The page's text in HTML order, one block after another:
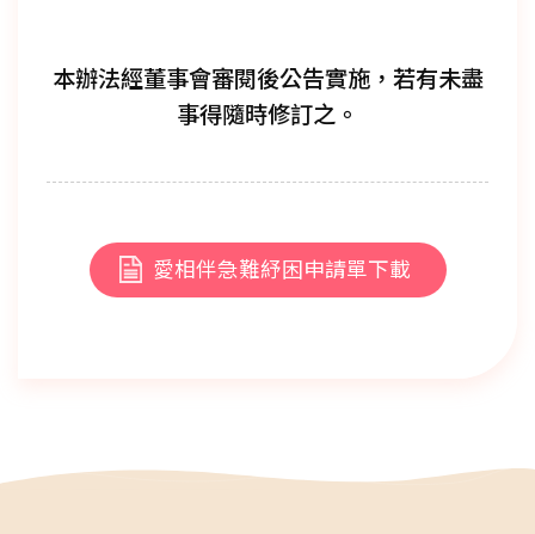
本辦法經董事會審閱後公告實施，若有未盡
事得隨時修訂之。
愛相伴急難紓困申請單下載